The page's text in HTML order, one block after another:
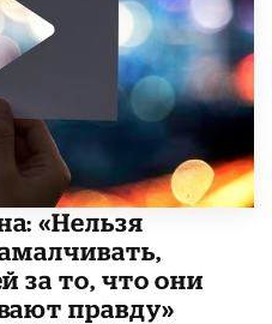
«Нельзя
за то, что они
правду»